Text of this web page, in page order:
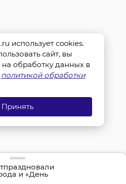
и «День
использует cookies.
сайт, вы
на обработку данных в
политикой обработки
Принять